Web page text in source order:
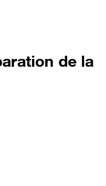
de la